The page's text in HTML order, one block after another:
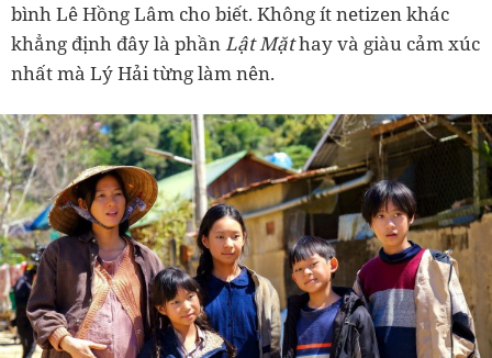
bình Lê Hồng Lâm cho biết. Không ít netizen khác
khẳng định đây là phầnLật Mặthay và giàu cảm xúc
nhất mà Lý Hải từng làm nên.